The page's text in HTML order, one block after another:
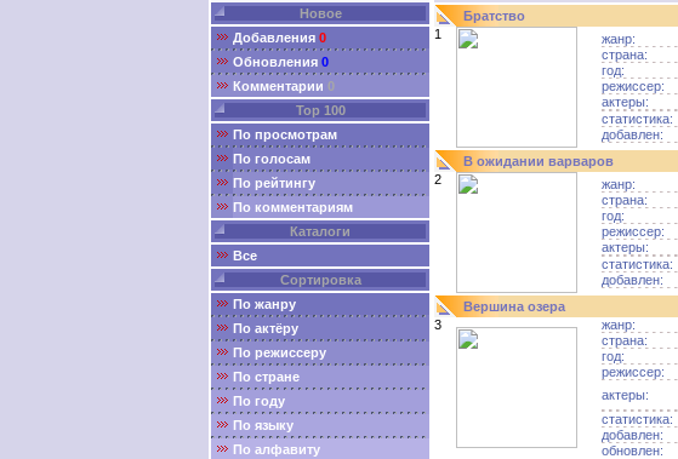
Новое
Добавления 0
Обновления 0
Комментарии 0
Top 100
По просмотрам
По голосам
По рейтингу
По комментариям
Каталоги
Все
Сортировка
По жанру
По актёру
По режиссеру
По стране
По году
По языку
По алфавиту
Братство
1
жанр:
страна:
год:
режиссер:
актеры:
статистика:
добавлен:
В ожидании варваров
2
жанр:
страна:
год:
режиссер:
актеры:
статистика:
добавлен:
Вершина озера
3
жанр:
страна:
год:
режиссер:
актеры:
статистика:
добавлен:
обновлен: